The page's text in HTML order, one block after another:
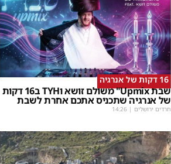
16 דקות של אנרגיה
שבת Upmix" משולם זושא וTYH ב16 דקות
של אנרגיה שתכניס אתכם אחרת לשבת
חרדים ירושלים |
14:26